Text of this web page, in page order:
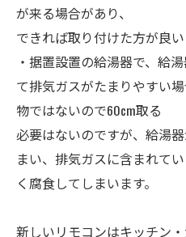
が来る場合があり、
できれば取り付けた方が良い
・据置設置の給湯器で、給
て排気ガスがたまりやすい
物ではないので60cm取る
必要はないのですが、給湯
まい、排気ガスに含まれて
く腐食してしまいます。
新しいリモコンはキッチン・